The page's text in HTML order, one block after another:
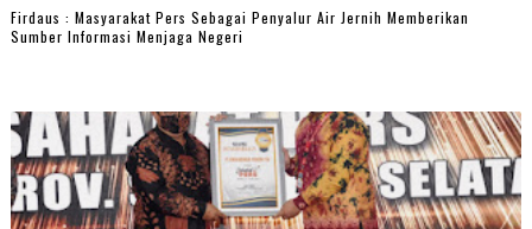
Firdaus : Masyarakat Pers Sebagai Penyalur Air Jernih Memberikan
Sumber Informasi Menjaga Negeri